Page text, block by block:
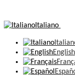
Italiano
English